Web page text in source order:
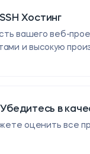
в
оценить все
Хостинг
вашего веб-
и высокую